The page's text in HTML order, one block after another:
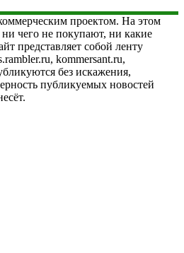
проектом. На этом
чего не покупают, ни какие
представляет собой ленту
kommersant.ru,
без искажения,
публикуемых новостей